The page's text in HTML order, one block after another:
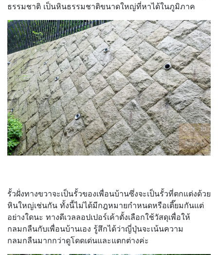
ธรรมชาติ เป็นหินธรรมชาติขนาดใหญ่ที่หาได้ในภูมิภาค
รั้วฝั่งทางขวาจะเป็นรั้วของเพื่อนบ้านซึ่งจะเป็นรั้วที่ตกแต่งด้วย
หินใหญ่เช่นกัน ทั้งนี้ไม่ได้มีกฎหมายกำหนดหรือเตี๊ยมกันแต่
อย่างใดนะ ทางดีเวลลอปเปอร์เค้าตั้งเลือกใช้วัสดุเพื่อให้
กลมกลืนกับเพื่อนบ้านเอง รู้สึกได้ว่าญี่ปุ่นจะเน้นความ
กลมกลืนมากกว่าดูโดดเด่นและแตกต่างค่ะ